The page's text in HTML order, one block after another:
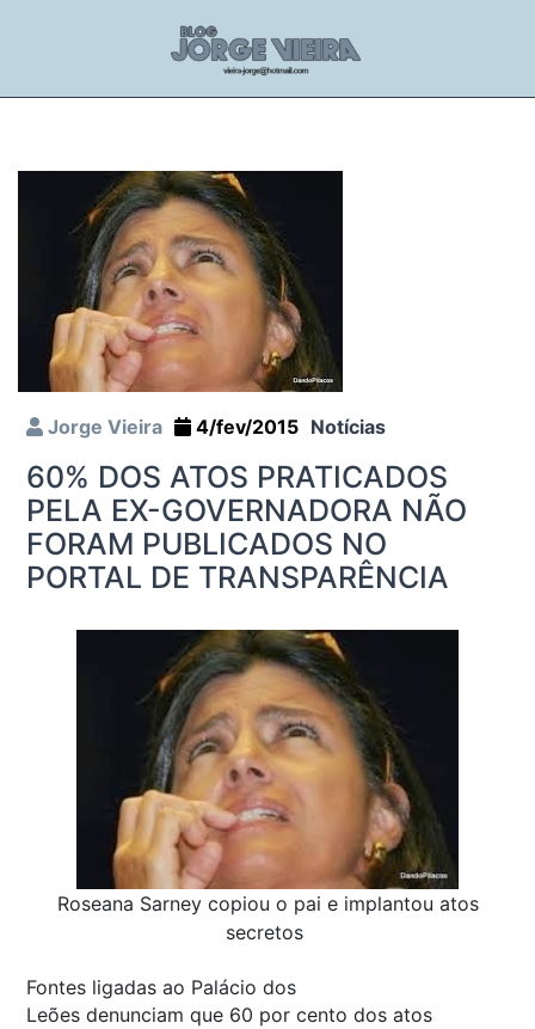
Jorge Vieira 4/fev/2015 Notícias
60% DOS ATOS PRATICADOS
PELA EX-GOVERNADORA NÃO
FORAM PUBLICADOS NO
PORTAL DE TRANSPARÊNCIA
Roseana Sarney copiou o pai e implantou atos
secretos
Fontes ligadas ao Palácio dos
Leões denunciam que 60 por cento dos atos